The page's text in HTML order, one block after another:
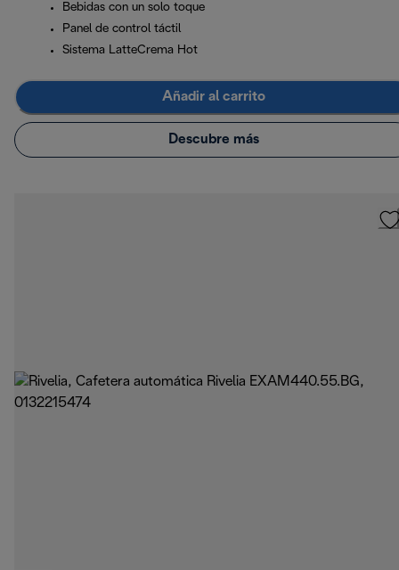
Bebidas con un solo toque
Panel de control táctil
Sistema LatteCrema Hot
Añadir al carrito
Descubre más